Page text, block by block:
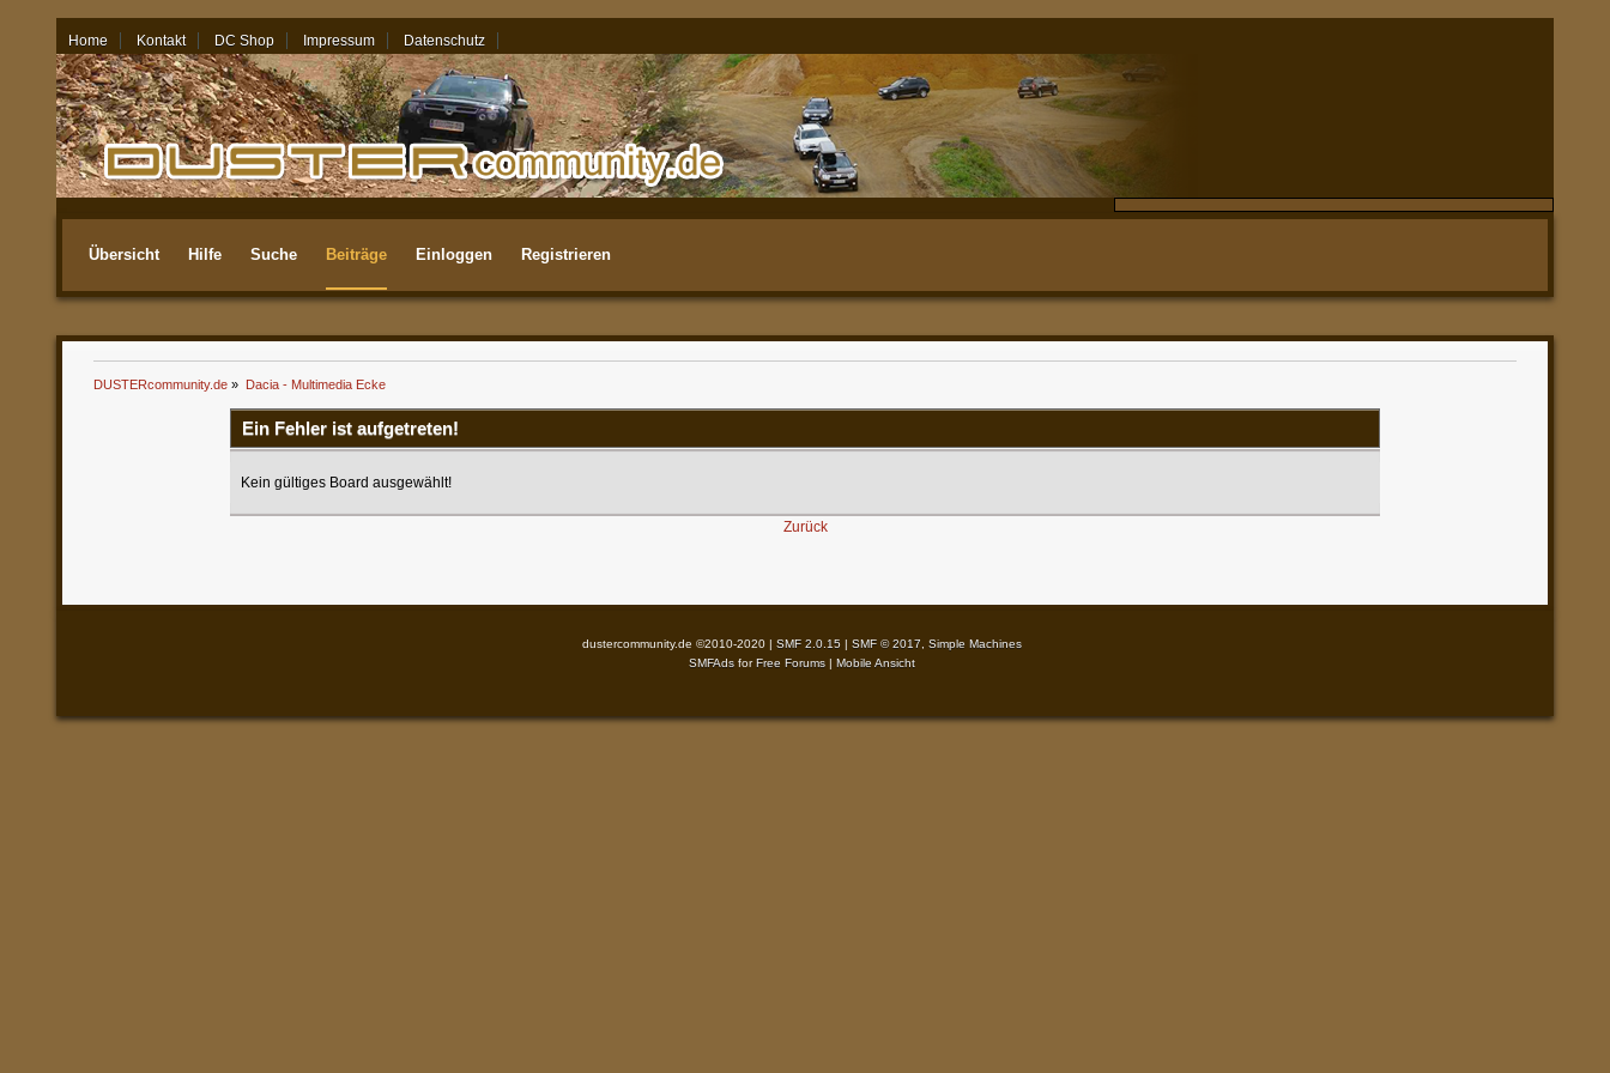
Home Kontakt DC Shop Impressum Datenschutz
09.08.26 - 12:48
Übersicht Hilfe Suche Beiträge Einloggen Registrieren
DUSTERcommunity.de » Dacia - Multimedia Ecke
Ein Fehler ist aufgetreten!
Kein gültiges Board ausgewählt!
Zurück
dustercommunity.de ©2010-2020 | SMF 2.0.15 | SMF © 2017
Simple Machines
SMFAds forFree Forums | Mobile Ansicht